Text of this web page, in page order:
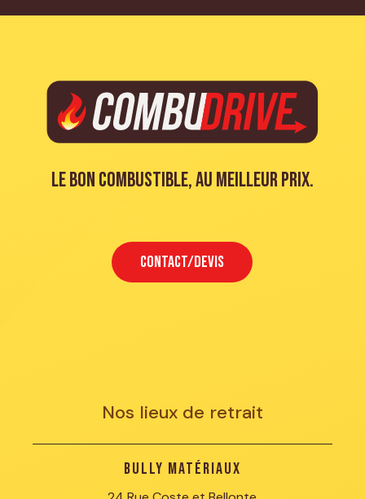
Le bon combustible, au meilleur prix.
CONTACT/DEVIS
Nos lieux de retrait
Bully Matériaux